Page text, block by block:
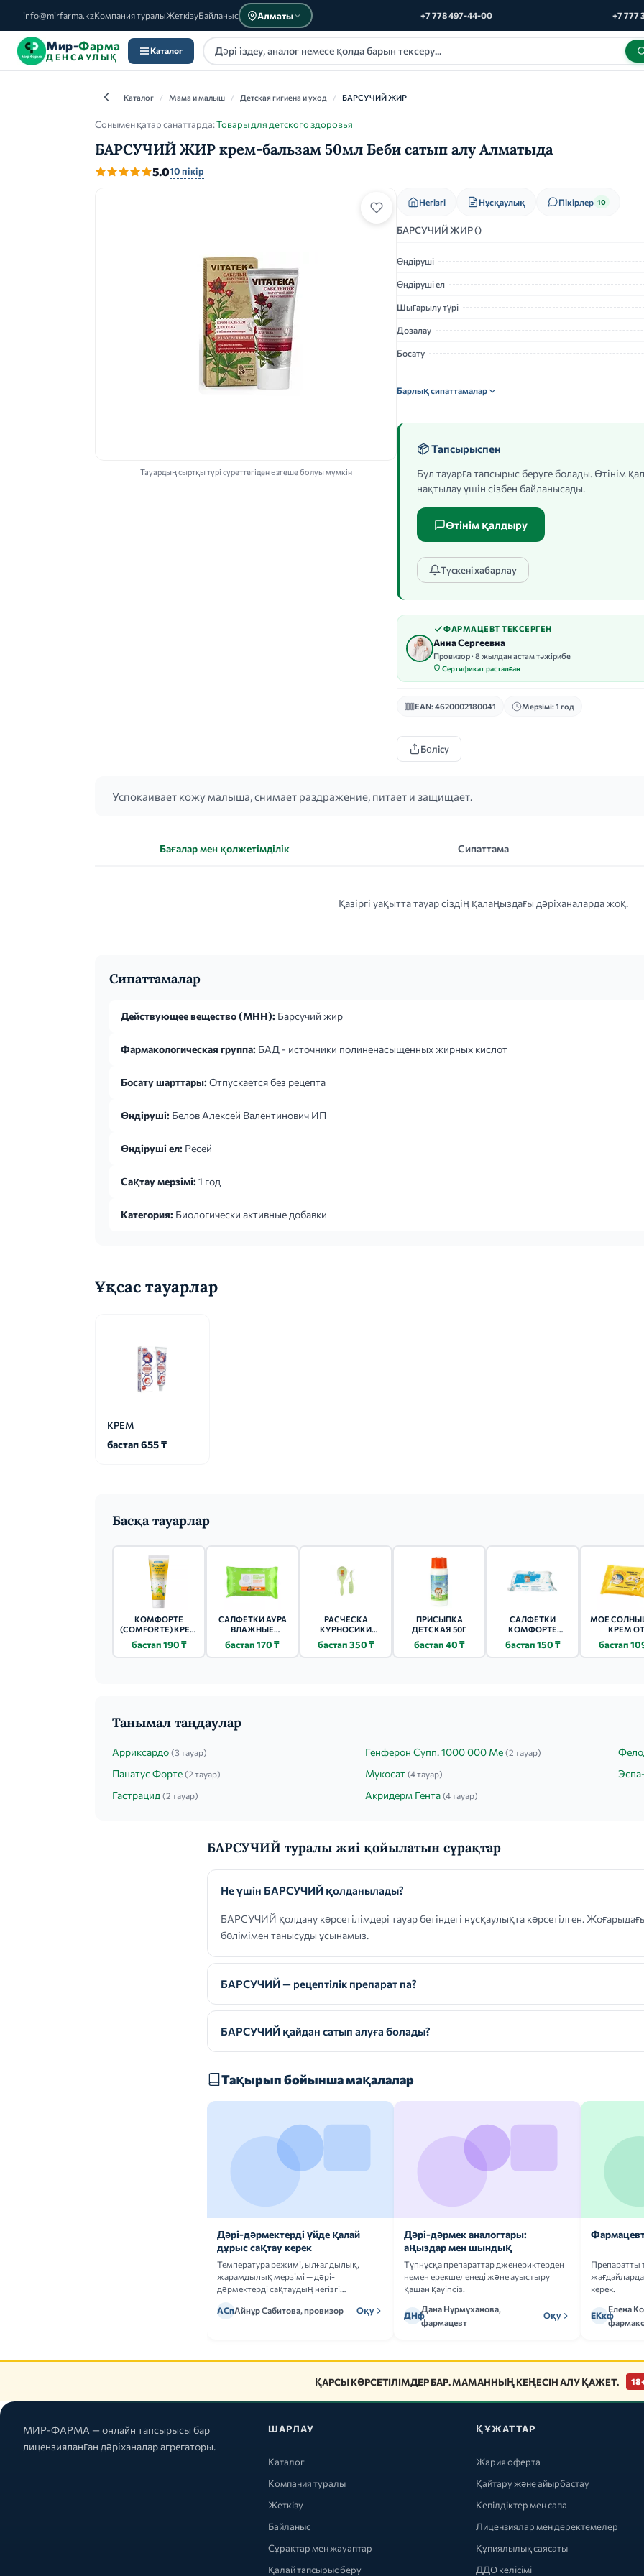
info@mirfarma.kzКомпания туралыЖеткізуБайланыс Алматы +7 778 497-44-00 +7 777
Мир-Фарма
ДЕНСАУЛЫҚ
Каталог
Каталог / Мама и малыш / Детская гигиена и уход / БАРСУЧИЙ ЖИР
Сонымен қатар санаттарда:Товары для детского здоровья
БАРСУЧИЙ ЖИР крем-бальзам 50мл Беби сатып алу Алматыда
5.010 пікір
Тауардың сыртқы түрі суреттегіден өзгеше болуы мүмкін
Негізгі Нұсқаулық Пікірлер 10
БАРСУЧИЙ ЖИР ()
Өндіруші
Өндіруші ел
Шығарылу түрі
Дозалау
Босату
Барлық сипаттамалар
📦 Тапсырыспен
Бұл тауарға тапсырыс беруге болады. Өтінім
нақтылау үшін сізбен байланысады.
Өтінім қалдыру
Түскені хабарлау
ФАРМАЦЕВТ ТЕКСЕРГЕН
Анна Сергеевна
Провизор · 8 жылдан астам тәжірибе
Сертификат расталған
EAN: 4620002180041 Мерзімі: 1 год
Бөлісу
Успокаивает кожу малыша, снимает раздражение, питает и защищает.
Бағалар мен қолжетімділік Сипаттама
Қазіргі уақытта тауар сіздің қалаңыздағы дәріханаларда жоқ.
Сипаттамалар
Действующее вещество (МНН): Барсучий жир
Фармакологическая группа: БАД - источники полиненасыщенных жирных кислот
Босату шарттары: Отпускается без рецепта
Өндіруші: Белов Алексей Валентинович ИП
Өндіруші ел: Ресей
Сақтау мерзімі: 1 год
Категория: Биологически активные добавки
Ұқсас тауарлар
КРЕМ
бастап 655 ₸
Басқа тауарлар
КОМФОРТЕ
(COMFORTE) КРЕМ
ПИТАТЕЛЬНЫЙ
бастап 190 ₸
САЛФЕТКИ АУРА
ВЛАЖНЫЕ
РОМАШКА
бастап 170 ₸
РАСЧЕСКА
КУРНОСИКИ
бастап 350 ₸
ПРИСЫПКА
ДЕТСКАЯ 50Г
бастап 40 ₸
САЛФЕТКИ
КОМФОРТЕ
ВЛАЖНЫЕ
ДЕТСКИЕ 60 ШТ.
бастап 150 ₸
МОЕ
КРЕМ ОТ
бастап
Танымал таңдаулар
Арриксардо (3 тауар) Генферон Супп. 1000 000 Ме (2 тауар)
Панатус Форте (2 тауар) Мукосат (4 тауар)
Гастрацид (2 тауар) Акридерм Гента (4 тауар)
БАРСУЧИЙ туралы жиі қойылатын сұрақтар
Не үшін БАРСУЧИЙ қолданылады?
БАРСУЧИЙ қолдану көрсетілімдері тауар бетіндегі нұсқаулықта көрсетілген.
бөлімімен танысуды ұсынамыз.
БАРСУЧИЙ — рецептілік препарат па?
БАРСУЧИЙ қайдан сатып алуға болады?
Тақырып бойынша мақалалар
Дәрі-дәрмектерді үйде қалай
дұрыс сақтау керек
Температура режимі, ылғалдылық,
жарамдылық мерзімі — дәрі-
дәрмектерді сақтаудың негізгі
АСпАйнұр Сабитова, провизор Оқу
Дәрі-дәрмек аналогтары:
аңыздар мен шындық
Түпнұсқа препараттар дженериктерден
немен ерекшеленеді және ауыстыру
қашан қауіпсіз.
ДНф
Дана Нұрмұханова,
фармацевт
Оқу
Препаратты
жағдайларда
керек.
ЕКкф
Елена
ҚАРСЫ КӨРСЕТІЛІМДЕР БАР. МАМАННЫҢ КЕҢЕСІН АЛУ ҚАЖЕТ.
МИР-ФАРМА — онлайн тапсырысы бар
лицензияланған дәріханалар агрегаторы.
ШАРЛАУ
Каталог
Компания туралы
Жеткізу
Байланыс
Сұрақтар мен жауаптар
Қалай тапсырыс беру
ҚҰЖАТТАР
Жария оферта
Қайтару және айырбастау
Кепілдіктер мен сапа
Лицензиялар мен деректемелер
Құпиялылық саясаты
ДДӨ келісімі